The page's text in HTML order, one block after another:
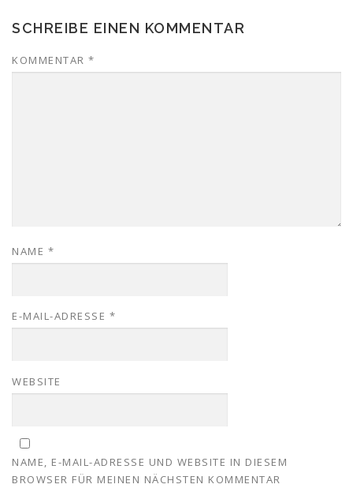
SCHREIBE EINEN KOMMENTAR
KOMMENTAR *
NAME *
E-MAIL-ADRESSE *
WEBSITE
NAME, E-MAIL-ADRESSE UND WEBSITE IN DIESEM
BROWSER FÜR MEINEN NÄCHSTEN KOMMENTAR